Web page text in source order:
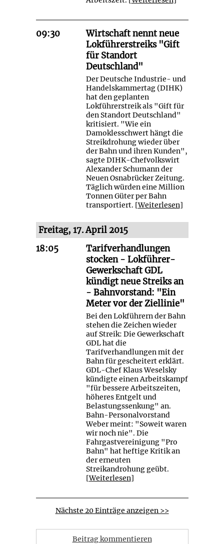
09:30
Wirtschaft nennt neue
Lokführerstreiks "Gift
für Standort
Deutschland"
Der Deutsche Industrie- und
Handelskammertag (DIHK)
hat den geplanten
Lokführerstreik als "Gift für
den Standort Deutschland"
kritisiert. "Wie ein
Damoklesschwert hängt die
Streikdrohung wieder über
der Bahn und ihren Kunden",
sagte DIHK-Chefvolkswirt
Alexander Schumann der
Neuen Osnabrücker Zeitung.
Täglich würden eine Million
Tonnen Güter per Bahn
transportiert. [Weiterlesen]
Freitag, 17. April 2015
18:05
Tarifverhandlungen
stocken - Lokführer-
Gewerkschaft GDL
kündigt neue Streiks an
- Bahnvorstand: "Ein
Meter vor der Ziellinie"
Bei den Lokführern der Bahn
stehen die Zeichen wieder
auf Streik: Die Gewerkschaft
GDL hat die
Tarifverhandlungen mit der
Bahn für gescheitert erklärt.
GDL-Chef Klaus Weselsky
kündigte einen Arbeitskampf
"für bessere Arbeitszeiten,
höheres Entgelt und
Belastungssenkung" an.
Bahn-Personalvorstand
Weber meint: "Soweit waren
wir noch nie". Die
Fahrgastvereinigung "Pro
Bahn" hat heftige Kritik an
der erneuten
Streikandrohung geübt.
[Weiterlesen]
Nächste 20 Einträge anzeigen >>
Beitrag kommentieren